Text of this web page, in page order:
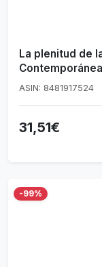
La plenitud de
ASIN: 8481917524
31,51€
-99%